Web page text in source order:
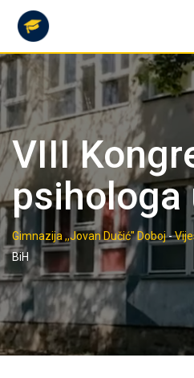
content
VIII
psihologa
Gimnazija ,,Jovan Dučić" Doboj-
BiH